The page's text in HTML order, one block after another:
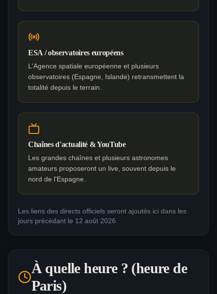
ESA / observatoires européens
L'Agence spatiale européenne et plusieurs
observatoires (Espagne, Islande) retransmettent la
totalité depuis le terrain.
Chaînes d'actualité & YouTube
Les grandes chaînes et plusieurs astronomes
amateurs proposeront un live, souvent depuis le
nord de l'Espagne.
Les liens des directs officiels seront ajoutés ici dans les
jours précédant le 12 août 2026.
À quelle heure ? (heure de
Paris)